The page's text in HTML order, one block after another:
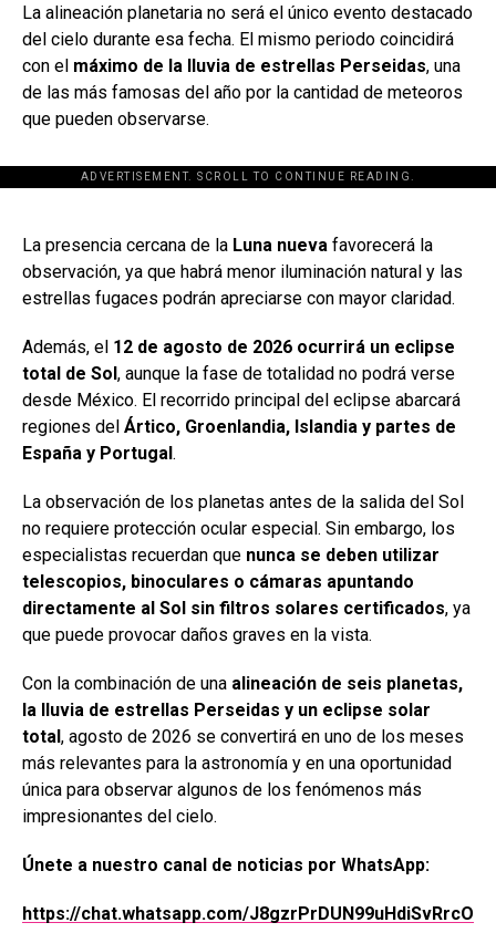
La alineación planetaria no será el único evento destacado
del cielo durante esa fecha. El mismo periodo coincidirá
con el máximo de la lluvia de estrellas Perseidas, una
de las más famosas del año por la cantidad de meteoros
que pueden observarse.
ADVERTISEMENT. SCROLL TO CONTINUE READING.
[adsforwp id="243463"]
La presencia cercana de la Luna nueva favorecerá la
observación, ya que habrá menor iluminación natural y las
estrellas fugaces podrán apreciarse con mayor claridad.
Además, el 12 de agosto de 2026 ocurrirá un eclipse
total de Sol, aunque la fase de totalidad no podrá verse
desde México. El recorrido principal del eclipse abarcará
regiones del Ártico, Groenlandia, Islandia y partes de
España y Portugal.
La observación de los planetas antes de la salida del Sol
no requiere protección ocular especial. Sin embargo, los
especialistas recuerdan que nunca se deben utilizar
telescopios, binoculares o cámaras apuntando
directamente al Sol sin filtros solares certificados, ya
que puede provocar daños graves en la vista.
Con la combinación de una alineación de seis planetas,
la lluvia de estrellas Perseidas y un eclipse solar
total, agosto de 2026 se convertirá en uno de los meses
más relevantes para la astronomía y en una oportunidad
única para observar algunos de los fenómenos más
impresionantes del cielo.
Únete a nuestro canal de noticias por WhatsApp:
https://chat.whatsapp.com/J8gzrPrDUN99uHdiSvRrcO